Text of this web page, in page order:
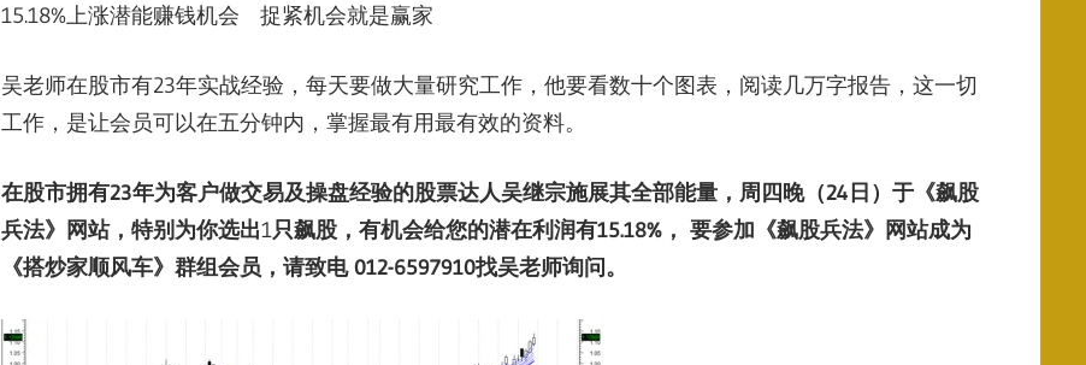
15.18%上涨潜能赚钱机会 捉紧机会就是赢家
吴老师在股市有23年实战经验，每天要做大量研究工作，他要看数十个图表，阅读几万字报告，这一切
工作，是让会员可以在五分钟内，掌握最有用最有效的资料。
在股市拥有23年为客户做交易及操盘经验的股票达人吴继宗施展其全部能量，周四晚（24 日）于《飙股
兵法》网站，特别为你选出1只飙股，有机会给您的潜在利润有15.18%， 要参加《飙股兵法》网站成为
《搭炒家顺风车》群组会员，请致电012-6597910找吴老师询问。